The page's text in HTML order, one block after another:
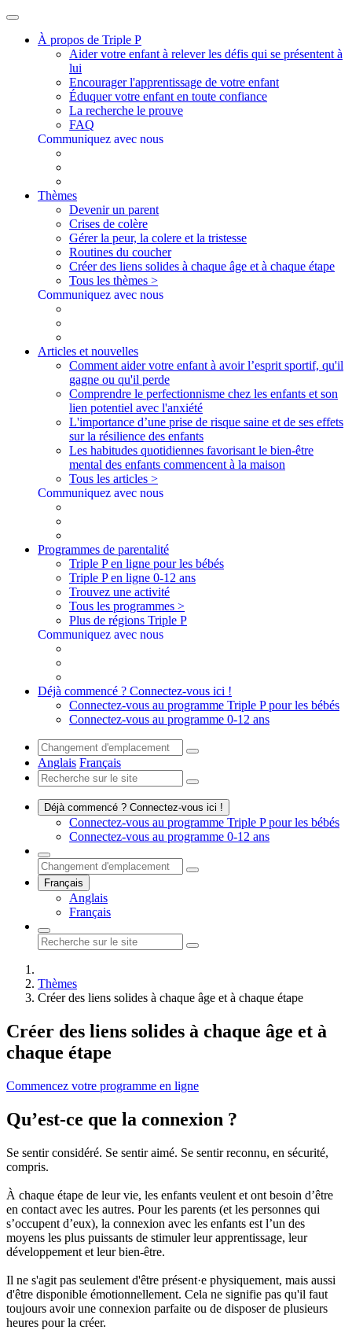
À propos de Triple P
Aider votre enfant à relever les défis qui se présentent à
lui
Encourager l'apprentissage de votre enfant
Éduquer votre enfant en toute confiance
La recherche le prouve
FAQ
Communiquez avec nous
Thèmes
Devenir un parent
Crises de colère
Gérer la peur, la colere et la tristesse
Routines du coucher
Créer des liens solides à chaque âge et à chaque étape
Tous les thèmes >
Communiquez avec nous
Articles et nouvelles
Comment aider votre enfant à avoir l’esprit sportif, qu'il
gagne ou qu'il perde
Comprendre le perfectionnisme chez les enfants et son
lien potentiel avec l'anxiété
L'importance d’une prise de risque saine et de ses effets
sur la résilience des enfants
Les habitudes quotidiennes favorisant le bien-être
mental des enfants commencent à la maison
Tous les articles >
Communiquez avec nous
Programmes de parentalité
Triple P en ligne pour les bébés
Triple P en ligne 0-12 ans
Trouvez une activité
Tous les programmes >
Plus de régions Triple P
Communiquez avec nous
Déjà commencé ? Connectez-vous ici !
Connectez-vous au programme Triple P pour les bébés
Connectez-vous au programme 0-12 ans
Anglais Français
Déjà commencé ? Connectez-vous ici !
Connectez-vous au programme Triple P pour les bébés
Connectez-vous au programme 0-12 ans
Français
Anglais
Français
Thèmes
Créer des liens solides à chaque âge et à chaque étape
Créer des liens solides à chaque âge et à
chaque étape
Commencez votre programme en ligne
Qu’est-ce que la connexion ?
Se sentir considéré. Se sentir aimé. Se sentir reconnu, en sécurité,
compris.
À chaque étape de leur vie, les enfants veulent et ont besoin d’être
en contact avec les autres. Pour les parents (et les personnes qui
s’occupent d’eux), la connexion avec les enfants est l’un des
moyens les plus puissants de stimuler leur apprentissage, leur
développement et leur bien-être.
Il ne s'agit pas seulement d'être présent·e physiquement, mais aussi
d'être disponible émotionnellement. Cela ne signifie pas qu'il faut
toujours avoir une connexion parfaite ou de disposer de plusieurs
heures pour la créer.